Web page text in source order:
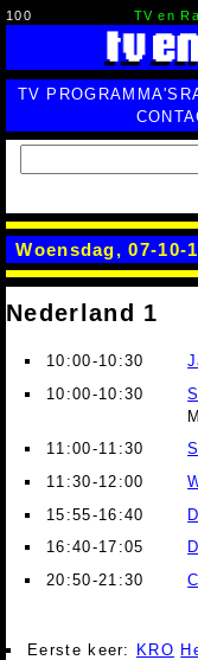
100 TV en
TV PROGRAMMA'S
Woensdag, 07-10-
Nederland 1
10:00-10:30
10:00-10:30
11:00-11:30
11:30-12:00
15:55-16:40
16:40-17:05
20:50-21:30
Eerste keer: KRO